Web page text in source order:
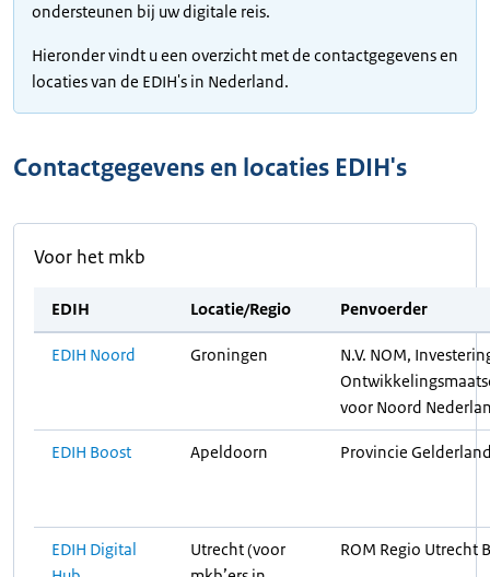
ondersteunen bij uw digitale reis.
Hieronder vindt u een overzicht met de contactgegevens en
locaties van de EDIH's in Nederland.
Contactgegevens en locaties EDIH's
Voor het mkb
EDIH Locatie/Regio Penvoerder
EDIH Noord Groningen
N.V. NOM,
voor Noord
EDIH Boost Apeldoorn Provincie
EDIH Digital
Utrecht (voor
ROM Regio Utrecht